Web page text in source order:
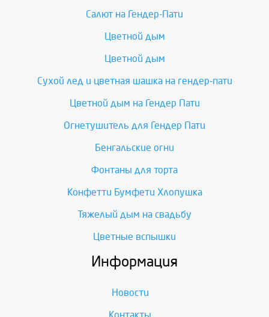
Салют на Гендер-Пати
Цветной дым
Цветной дым
Сухой лед и цветная шашка на гендер-пати
Цветной дым на Гендер Пати
Огнетушитель для Гендер Пати
Бенгальские огни
Фонтаны для торта
Конфетти Бумфети Хлопушка
Тяжелый дым на свадьбу
Цветные вспышки
Информация
Новости
Контакты